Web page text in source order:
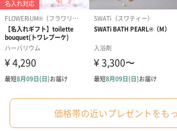
価格帯の近いプレゼントをも